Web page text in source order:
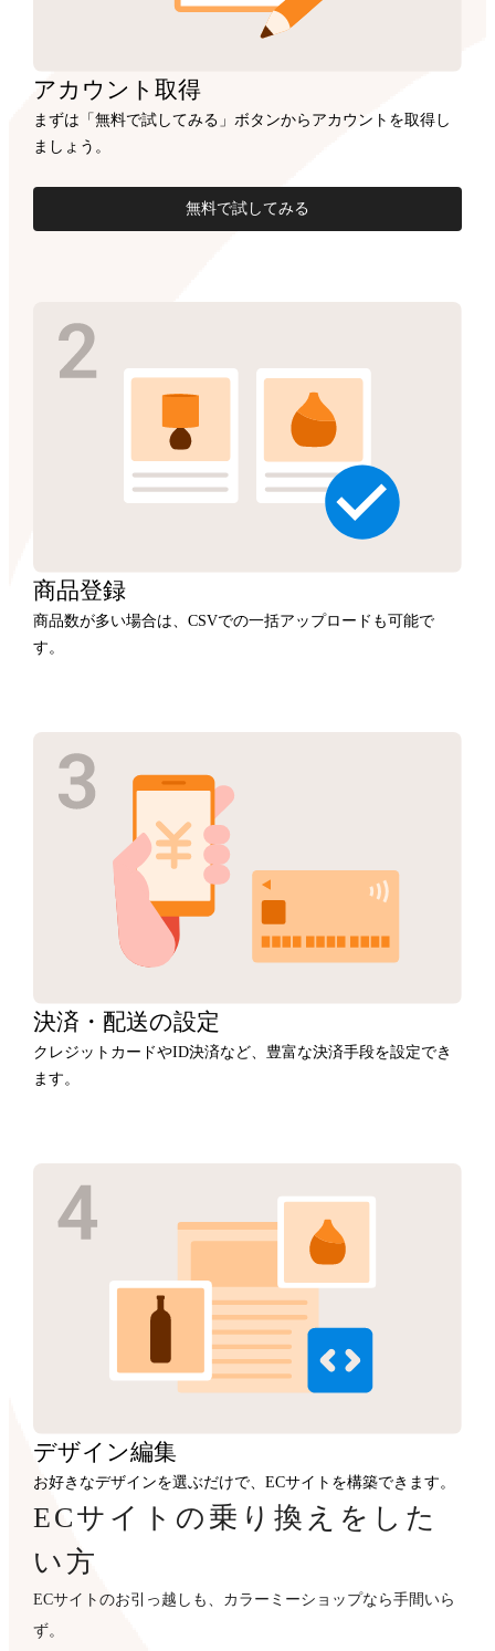
アカウント取得
まずは「無料で試してみる」ボタンからアカウントを取得し
ましょう。
無料で試してみる
商品登録
商品数が多い場合は、CSVでの一括アップロードも可能で
す。
決済・ 配送の設定
クレジットカードやID決済など、豊富な決済手段を設定でき
ます。
デザイン編集
お好きなデザインを選ぶだけで、ECサイトを構築できます。
ECサイトの乗り換えをした
い方
ECサイトのお引っ越しも、カラーミーショップなら手間いら
ず。